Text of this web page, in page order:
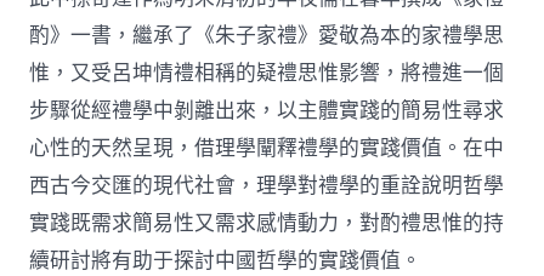
到
道
理
天
然：
孫
奇
逢
酌
禮
思
酌》一書，繼承了《朱子家禮》愛敬為本的家禮學思
惟，又受呂坤情禮相稱的疑禮思惟影響，將禮進一個
步驟從經禮學中剝離出來，以主體實踐的簡易性尋求
心性的天然呈現，借理學闡釋禮學的實踐價值。在中
西古今交匯的現代社會，理學對禮學的重詮說明哲學
實踐既需求簡易性又需求感情動力，對酌禮思惟的持
續研討將有助于探討中國哲學的實踐價值。